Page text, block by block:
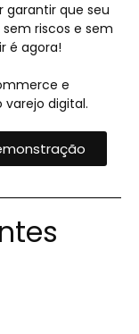
garantir que seu
riscos e sem
é agora!
e
digital.